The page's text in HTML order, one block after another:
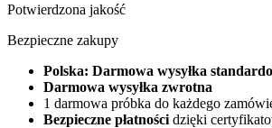
Potwierdzona jakość
Bezpieczne zakupy
Polska: Darmowa wysyłka
Darmowa wysyłka zwrotna
1 darmowa próbka do każdego
Bezpieczne płatności dzięki